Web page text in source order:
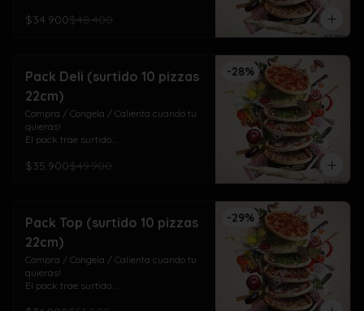
3 Napolitana (jamón, tomate orégano)
$34.900$48.400
-28%
Pack Deli (surtido 10 pizzas
22cm)
Compra / Congela / Calienta cuando tu
quieras!
El pack trae surtido:
y pimentón)
maduro, cheddar y azul)
$35.900$49.900
-29%
Pack Top (surtido 10 pizzas
22cm)
Compra / Congela / Calienta cuando tu
quieras!
El pack trae surtido: